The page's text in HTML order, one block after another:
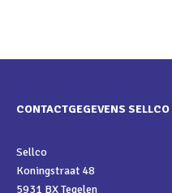
CONTACTGEGEVENS SELLCO
Sellco
Koningstraat 48
5931 BX Tegelen